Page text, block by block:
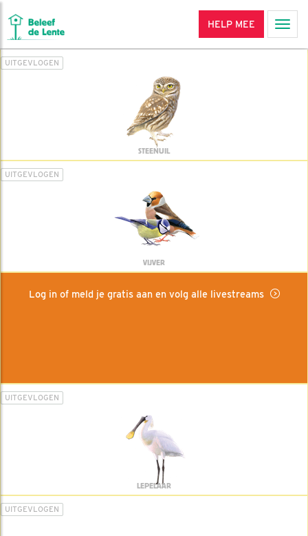
HELP MEE
UITGEVLOGEN
STEENUIL
UITGEVLOGEN
VIJVER
Log in of meld je gratis aan en volg alle livestreams
UITGEVLOGEN
LEPELAAR
UITGEVLOGEN